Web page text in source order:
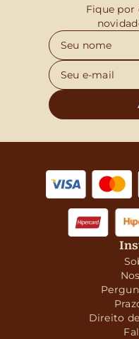
Fique por
Direito